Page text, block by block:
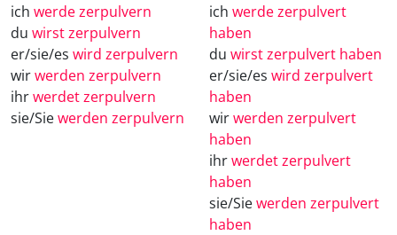
ich werde zerpulvern
du wirst zerpulvern
er/sie/es wird zerpulvern
wirwerden zerpulvern
ihrwerdet zerpulvern
sie/Siewerden zerpulvern
ich werde zerpulvert
haben
du wirst zerpulvert haben
er/sie/es wird zerpulvert
haben
wirwerden zerpulvert
haben
ihrwerdet zerpulvert
haben
sie/Siewerden zerpulvert
haben